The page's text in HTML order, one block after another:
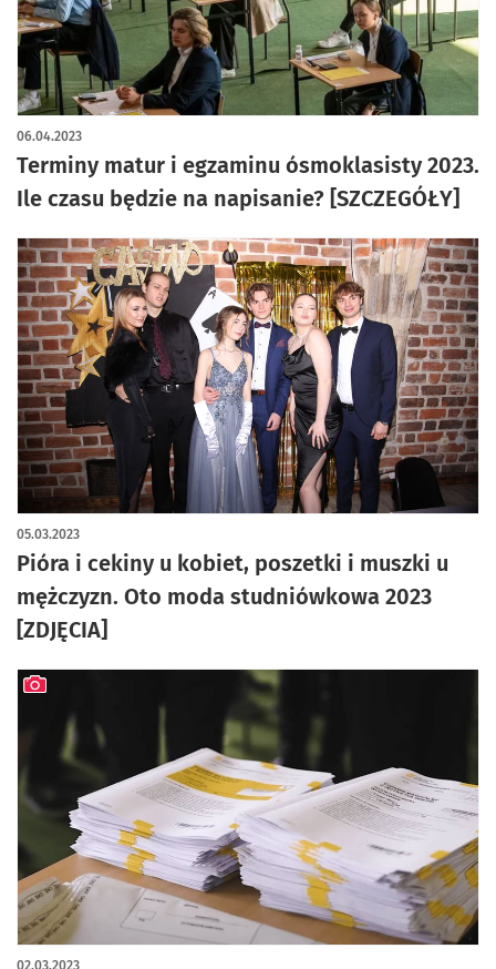
Terminy matur i egzaminu ósmoklasisty 2023.
Ile czasu będzie na napisanie? [SZCZEGÓŁY]
06.04.2023
Pióra i cekiny u kobiet, poszetki i muszki u
mężczyzn. Oto moda studniówkowa 2023
[ZDJĘCIA]
05.03.2023
02.03.2023
artykuł z galerią zdjęć